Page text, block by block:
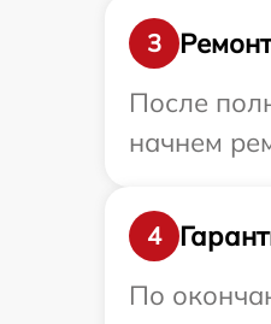
3
После
начнем
4
По